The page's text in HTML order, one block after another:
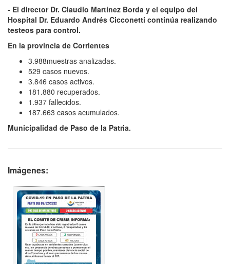
- El director Dr. Claudio Martínez Borda y el equipo del
Hospital Dr. Eduardo Andrés Cicconetti continúa realizando
testeos para control.
En la provincia de Corrientes
3.988muestras analizadas.
529 casos nuevos.
3.846 casos activos.
181.880 recuperados.
1.937 fallecidos.
187.663 casos acumulados.
Municipalidad de Paso de la Patria.
Imágenes: